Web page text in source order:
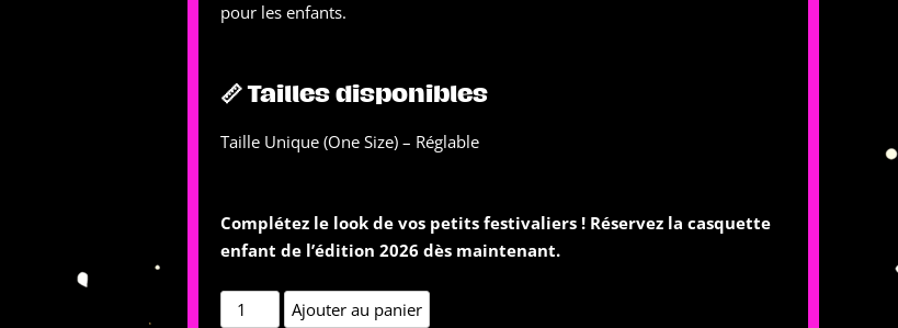
pour les enfants.
📏 Tailles disponibles
Taille Unique (One Size) – Réglable
Complétez le look de vos petits festivaliers ! Réservez la casquette
enfant de l’édition 2026 dès maintenant.
quantité
Ajouter au panier